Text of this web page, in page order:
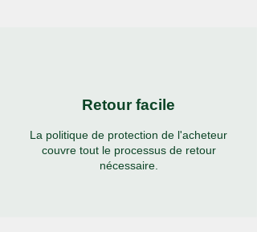
Retour facile
La politique de protection de l'acheteur
couvre tout le processus de retour
nécessaire.